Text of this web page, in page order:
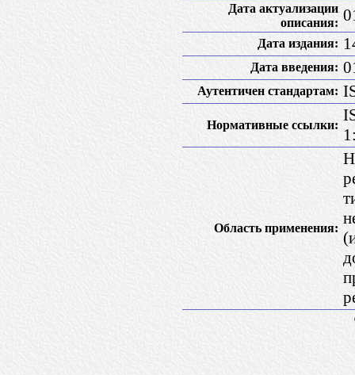
Дата актуализации
описания:
Дата издания:
Дата введения:
Аутентичен стандартам:
Нормативные ссылки:
Область применения: